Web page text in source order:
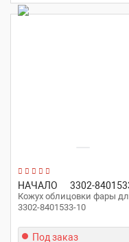
НАЧАЛО 3302-
Кожух облицовки фары
3302-8401533-10
Под заказ